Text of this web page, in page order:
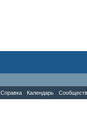
Справка Календарь